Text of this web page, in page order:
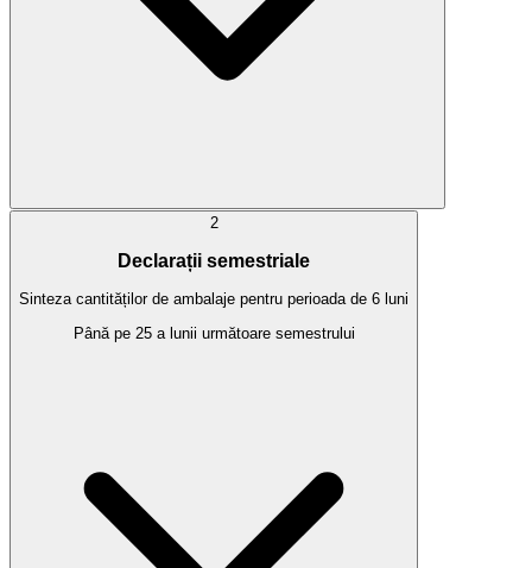
2
Declarații semestriale
Sinteza cantităților de ambalaje pentru perioada de 6 luni
Până pe 25 a lunii următoare semestrului